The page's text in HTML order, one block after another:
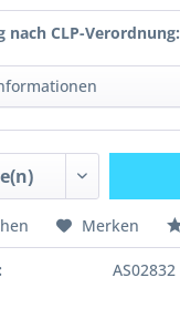
nach CLP-Verordnung:
Merken
AS02832